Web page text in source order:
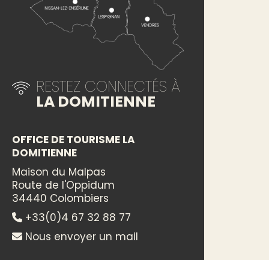
RESTEZ CONNECTÉS À
LA DOMITIENNE
OFFICE DE TOURISME LA
DOMITIENNE
Maison du Malpas
Route de l'Oppidum
34440 Colombiers
+33(0)4 67 32 88 77
Nous envoyer un mail